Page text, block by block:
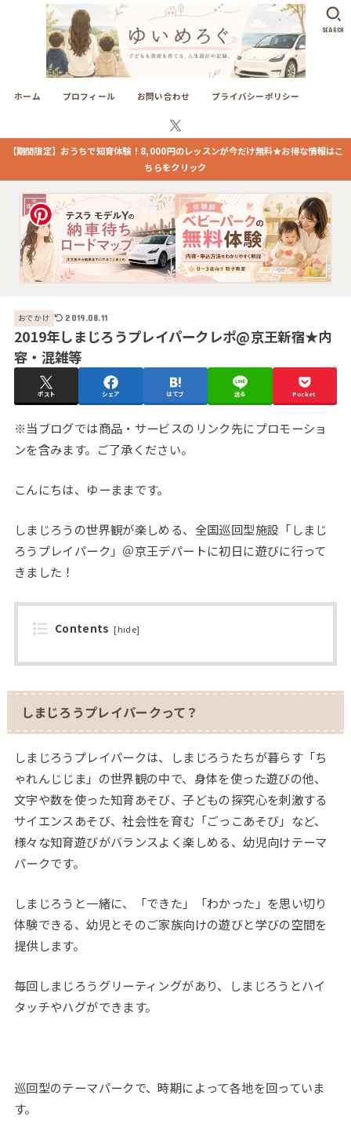
ホーム プロフィール お問い合わせ プライバシーポリシー
SEARCH
【期間限定】おうちで知育体験！8,000円のレッスンが今だけ無料★お得な情報はこ
ちらをクリック
おでかけ 2019.08.11
2019年しまじろうプレイパークレポ@京王新宿★内
容・混雑等
ポスト シェア はてブ 送る Pocket
※当ブログでは商品・サービスのリンク先にプロモーショ
ンを含みます。ご了承ください。
こんにちは、ゆーままです。
しまじろうの世界観が楽しめる、全国巡回型施設「しまじ
ろうプレイパーク」＠京王デパートに初日に遊びに行って
きました！
Contents [hide]
しまじろうプレイパークって？
しまじろうプレイパークは、しまじろうたちが暮らす「ち
ゃれんじじま」の世界観の中で、身体を使った遊びの他、
文字や数を使った知育あそび、子どもの探究心を刺激する
サイエンスあそび、社会性を育む「ごっこあそび」など、
様々な知育遊びがバランスよく楽しめる、幼児向けテーマ
パークです。
しまじろうと一緒に、「できた」「わかった」を思い切り
体験できる、幼児とそのご家族向けの遊びと学びの空間を
提供します。
毎回しまじろうグリーティングがあり、しまじろうとハイ
タッチやハグができます。
巡回型のテーマパークで、時期によって各地を回っていま
す。